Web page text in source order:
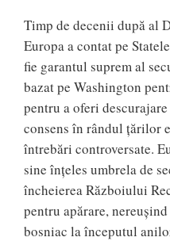
Timp de decenii după al
Europa a contat pe
fie garantul suprem al
bazat pe Washington
pentru a oferi
consens în rândul țărilor
întrebări controversate.
sine înțeles umbrela de
încheierea Războiului
pentru apărare,
bosniac la începutul